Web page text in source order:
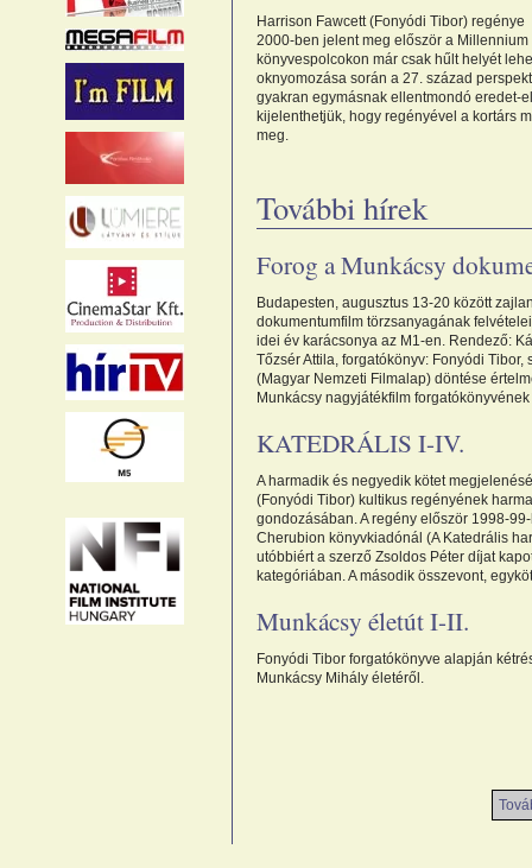
Harrison Fawcett (Fonyódi Tibor) regénye
2000-ben jelent meg először a
könyvespolcokon már csak hűlt helyét
oknyomozása során a 27. század
gyakran egymásnak ellentmondó eredet-
kijelenthetjük, hogy regényével a kortárs
meg.
További hírek
Forog a Munkácsy
Budapesten, augusztus 13-20 között
dokumentumfilm törzsanyagának
idei év karácsonya az M1-en. Rendező:
Tőzsér Attila, forgatókönyv: Fonyódi Tibor,
(Magyar Nemzeti Filmalap) döntése
Munkácsy nagyjátékfilm
KATEDRÁLIS I-IV.
A harmadik és negyedik kötet
(Fonyódi Tibor) kultikus regényének
gondozásában. A regény először 1998-
Cherubion könyvkiadónál (A Katedrális
utóbbiért a szerző Zsoldos Péter díjat
kategóriában. A második összevont,
Munkácsy életút I-II.
Fonyódi Tibor forgatókönyve alapján
Munkácsy Mihály életéről.